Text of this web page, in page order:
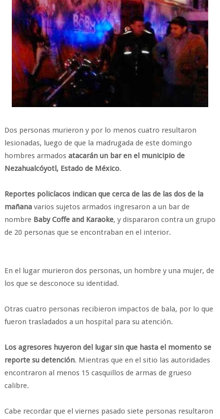
Dos personas murieron y por lo menos cuatro resultaron
lesionadas, luego de que la madrugada de este domingo
hombres armados atacarán un bar en el municipio de
Nezahualcóyotl, Estado de México.
Reportes policíacos indican que cerca de las de las dos de la
mañanavarios sujetos armados ingresaron a un bar de
nombreBaby Coffe and Karaoke, y dispararon contra un grupo
de 20 personas que se encontraban en el interior.
En el lugar murieron dos personas, un hombre y una mujer, de
los que se desconoce su identidad.
Otras cuatro personas recibieron impactos de bala, por lo que
fueron trasladados a un hospital para su atención.
Los agresores huyeron del lugar sin que hasta el momento se
reporte su detención. Mientras que en el sitio las autoridades
encontraron al menos 15 casquillos de armas de grueso
calibre.
Cabe recordar que el viernes pasado siete personas resultaron